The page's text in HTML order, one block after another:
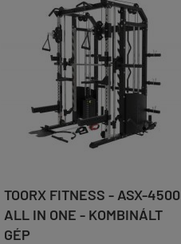
TOORX FITNESS - ASX-4500
ALL IN ONE - KOMBINÁLT
GÉP